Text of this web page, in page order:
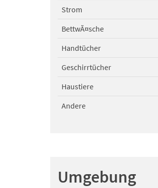
Strom
BettwÃ¤sche
Handtücher
Geschirrtücher
Haustiere
Andere
Umgebung